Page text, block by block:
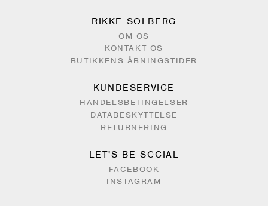
RIKKE SOLBERG
OM OS
KONTAKT OS
BUTIKKENS ÅBNINGSTIDER
KUNDESERVICE
HANDELSBETINGELSER
DATABESKYTTELSE
RETURNERING
LET'S BE SOCIAL
FACEBOOK
INSTAGRAM